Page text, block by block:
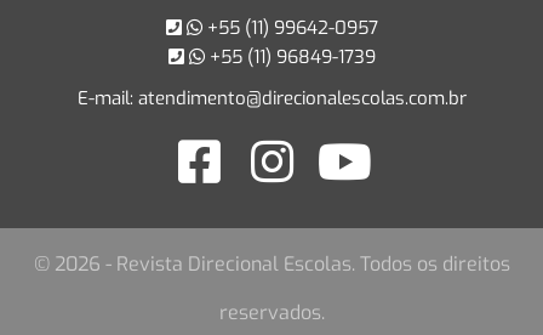
+55 (11) 99642-0957
+55 (11) 96849-1739
E-mail: atendimento@direcionalescolas.com.br
© 2026 - Revista Direcional Escolas. Todos os direitos
reservados.